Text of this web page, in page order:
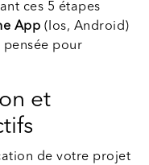
ces 5 étapes
App (Ios, Android)
pensée pour
et
de votre projet